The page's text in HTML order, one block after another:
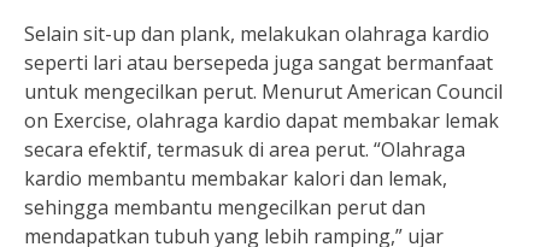
Selain sit-up dan plank, melakukan olahraga kardio
seperti lari atau bersepeda juga sangat bermanfaat
untuk mengecilkan perut. Menurut American Council
on Exercise, olahraga kardio dapat membakar lemak
secara efektif, termasuk di area perut. “Olahraga
kardio membantu membakar kalori dan lemak,
sehingga membantu mengecilkan perut dan
mendapatkan tubuh yang lebih ramping,” ujar